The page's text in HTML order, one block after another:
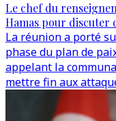
Le chef du
Hamas pour discuter
La réunion a porté
phase du plan de
appelant la
mettre fin aux